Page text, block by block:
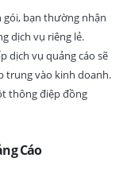
bạn thường nhận
dịch vụ riêng lẻ.
dịch vụ quảng cáo sẽ
trung vào kinh doanh.
thông điệp đồng
Cáo